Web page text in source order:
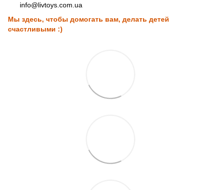
info@livtoys.com.ua
Мы здесь, чтобы домогать вам, делать детей
счастливыми :)